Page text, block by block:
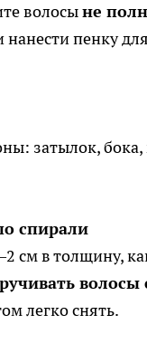
волосыне
пенку
затылок,
спирали
см в толщину,
легко снять.